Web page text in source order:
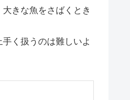
きな魚をさばくとき
く扱うのは難しいよ